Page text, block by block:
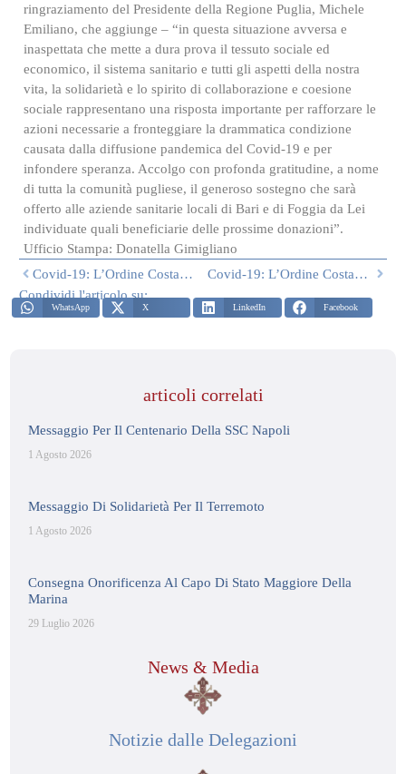
ringraziamento del Presidente della Regione Puglia, Michele
Emiliano, che aggiunge – “in questa situazione avversa e
inaspettata che mette a dura prova il tessuto sociale ed
economico, il sistema sanitario e tutti gli aspetti della nostra
vita, la solidarietà e lo spirito di collaborazione e coesione
sociale rappresentano una risposta importante per rafforzare le
azioni necessarie a fronteggiare la drammatica condizione
causata dalla diffusione pandemica del Covid-19 e per
infondere speranza. Accolgo con profonda gratitudine, a nome
di tutta la comunità pugliese, il generoso sostegno che sarà
offerto alle aziende sanitarie locali di Bari e di Foggia da Lei
individuate quali beneficiarie delle prossime donazioni”.
Ufficio Stampa: Donatella Gimigliano
Covid-19: L’Ordine Costantiniano Charity Dona Un Contributo Per Realizzazione Centro Diagnostico Specialistico Al “Mons. Di Liegro”
Covid-19: L’Ordine Costantiniano Charity Raddoppia Donazioni Alla Puglia Con Un Contributo Alla Asl Di Foggia
Condividi l'articolo su:
WhatsApp X LinkedIn Facebook
articoli correlati
Messaggio Per Il Centenario Della SSC Napoli
1 Agosto 2026
Messaggio Di Solidarietà Per Il Terremoto
1 Agosto 2026
Consegna Onorificenza Al Capo Di Stato Maggiore Della
Marina
29 Luglio 2026
News & Media
Notizie dalle Delegazioni